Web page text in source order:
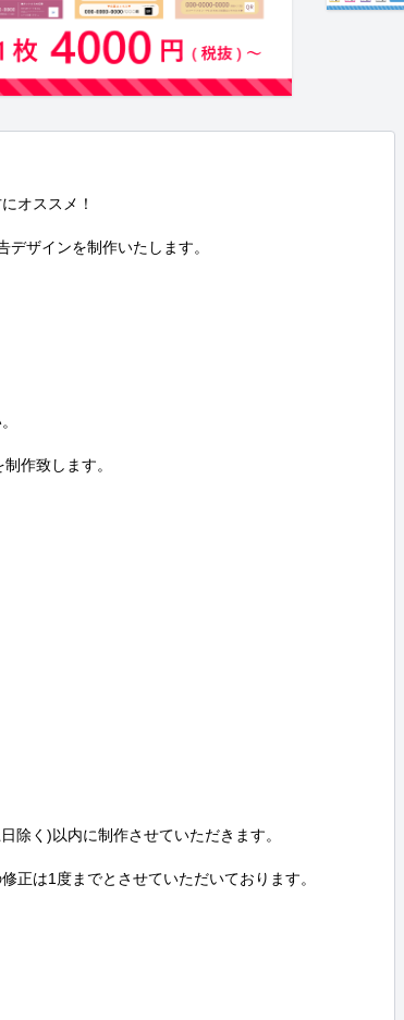
オススメ！
ザインを制作いたします。
作致します。
除く)以内に制作させていただきます。
正は1度までとさせていただいております。